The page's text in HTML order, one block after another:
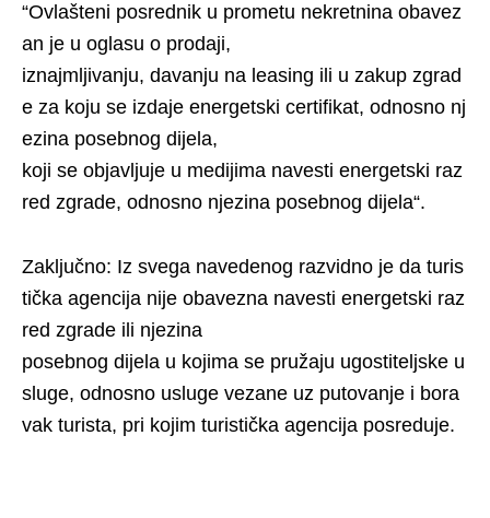
“Ovlašteni posrednik u prometu nekretnina obavez
an je u oglasu o prodaji,
iznajmljivanju, davanju na leasing ili u zakup zgrad
e za koju se izdaje energetski certifikat, odnosno nj
ezina posebnog dijela,
koji se objavljuje u medijima navesti energetski raz
red zgrade, odnosno njezina posebnog dijela“.
Zaključno: Iz svega navedenog razvidno je da turis
tička agencija nije obavezna navesti energetski raz
red zgrade ili njezina
posebnog dijela u kojima se pružaju ugostiteljske u
sluge, odnosno usluge vezane uz putovanje i bora
vak turista, pri kojim turistička agencija posreduje.